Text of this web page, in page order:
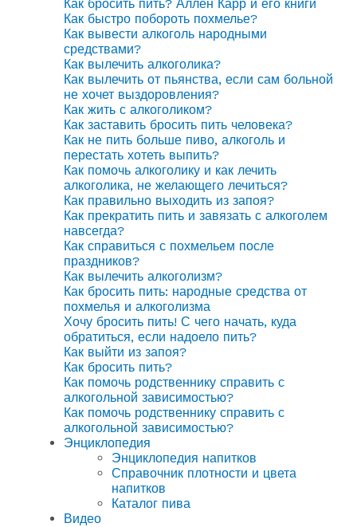
Как бросить пить? Аллен Карр и его книги
Как быстро побороть похмелье?
Как вывести алкоголь народными
средствами?
Как вылечить алкоголика?
Как вылечить от пьянства, если сам больной
не хочет выздоровления?
Как жить с алкоголиком?
Как заставить бросить пить человека?
Как не пить больше пиво, алкоголь и
перестать хотеть выпить?
Как помочь алкоголику и как лечить
алкоголика, не желающего лечиться?
Как правильно выходить из запоя?
Как прекратить пить и завязать с алкоголем
навсегда?
Как справиться с похмельем после
праздников?
Как вылечить алкоголизм?
Как бросить пить: народные средства от
похмелья и алкоголизма
Хочу бросить пить! С чего начать, куда
обратиться, если надоело пить?
Как выйти из запоя?
Как бросить пить?
Как помочь родственнику справить с
алкогольной зависимостью?
Как помочь родственнику справить с
алкогольной зависимостью?
Энциклопедия
Энциклопедия напитков
Справочник плотности и цвета
напитков
Каталог пива
Видео